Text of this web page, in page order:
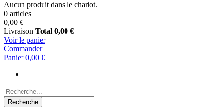
Aucun produit dans le chariot.
0 articles
0,00 €
Livraison Total 0,00 €
Voir le panier
Commander
Panier 0,00 €
Recherche